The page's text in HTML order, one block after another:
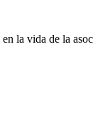
la vida de la